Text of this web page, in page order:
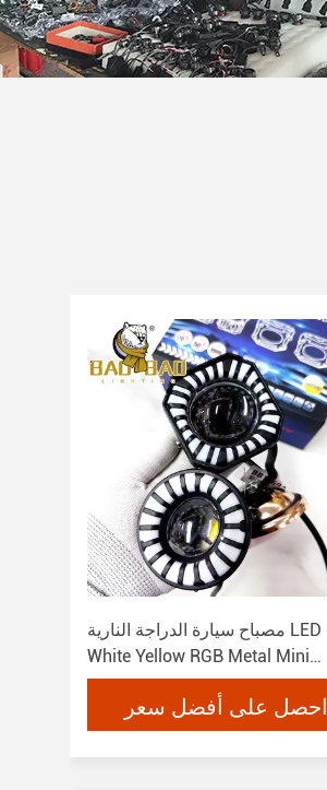
مصباح سيارة الدراجة النارية LED
White Yellow RGB Metal Mini
Driving Light
احصل على أفضل سعر